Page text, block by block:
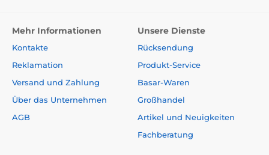
Mehr Informationen
Kontakte
Reklamation
Versand und Zahlung
Über das Unternehmen
AGB
Unsere Dienste
Rücksendung
Produkt-Service
Basar-Waren
Großhandel
Artikel und Neuigkeiten
Fachberatung